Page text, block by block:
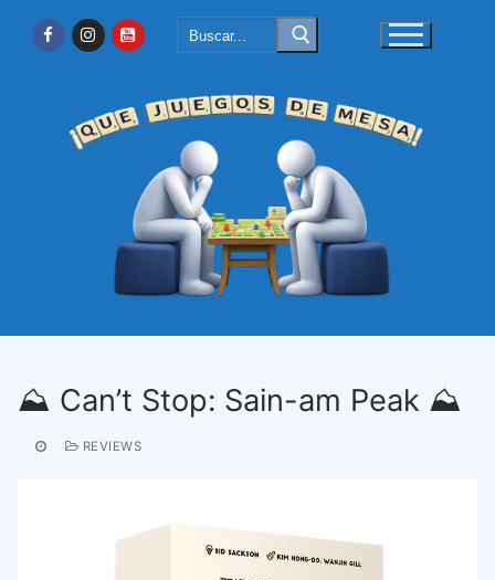
Buscar:
⛰️ Can’t Stop: Sain-am Peak ⛰️
REVIEWS